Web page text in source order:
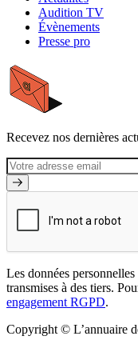
Audition TV
Évènements
Presse pro
Recevez nos dernières
Les données
transmises à des tiers.
engagement RGPD.
Copyright © L’annuaire